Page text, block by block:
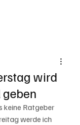
wird
keine Ratgeber
werde ich